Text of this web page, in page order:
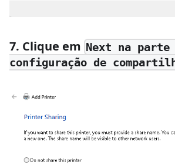
7. Clique em Next na parte
configuração de